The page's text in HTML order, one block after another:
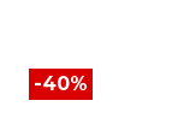
-40%